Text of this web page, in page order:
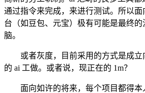
通过指令来完成，来进行测试。所以面
台（如豆包、元宝）极有可能是最终的
脑。
或者灰度，目前采用的方式是成立
的 ai 工做。或者说，现正在的 1m？
面向如许的将来，每个项目都得本